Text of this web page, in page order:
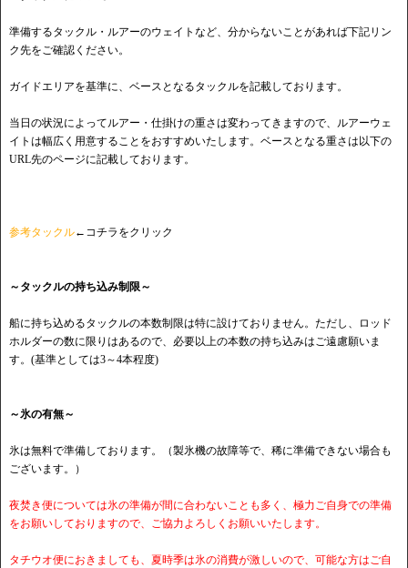
準備するタックル・ルアーのウェイトなど、分からないことがあれば下記リン
ク先をご確認ください。
ガイドエリアを基準に、ベースとなるタックルを記載しております。
当日の状況によってルアー・仕掛けの重さは変わってきますので、ルアーウェ
イトは幅広く用意することをおすすめいたします。ベースとなる重さは以下の
URL先のページに記載しております。
参考タックル←コチラをクリック
～タックルの持ち込み制限～
船に持ち込めるタックルの本数制限は特に設けておりません。ただし、ロッド
ホルダーの数に限りはあるので、必要以上の本数の持ち込みはご遠慮願いま
す。(基準としては3～4本程度)
～氷の有無～
氷は無料で準備しております。（製氷機の故障等で、稀に準備できない場合も
ございます。）
夜焚き便については氷の準備が間に合わないことも多く、極力ご自身での準備
をお願いしておりますので、ご協力よろしくお願いいたします。
タチウオ便におきましても、夏時季は氷の消費が激しいので、可能な方はご自